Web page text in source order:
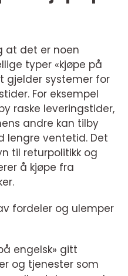
at det er noen
typer «kjøpe på
gjelder systemer for
For eksempel
raske leveringstider,
andre kan tilby
lengre ventetid. Det
til returpolitikk og
å kjøpe fra
fordeler og ulemper
engelsk» gitt
og tjenester som